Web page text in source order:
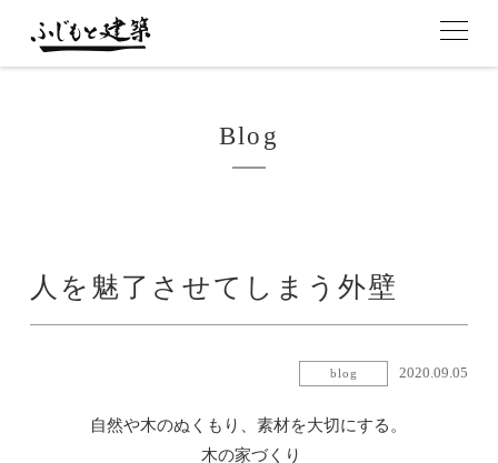
Blog
人を魅了させてしまう外壁
blog 2020.09.05
自然や木のぬくもり、素材を大切にする。
木の家づくり